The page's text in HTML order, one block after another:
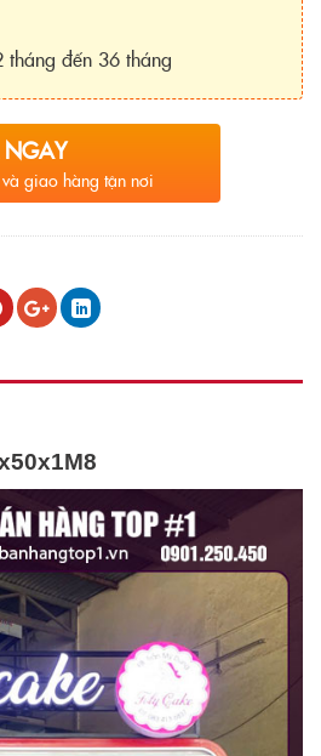
tháng đến 36 tháng
giao hàng tận nơi